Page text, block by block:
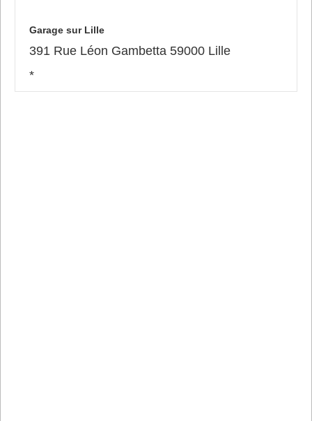
Garage sur Lille
391 Rue Léon Gambetta 59000 Lille
*